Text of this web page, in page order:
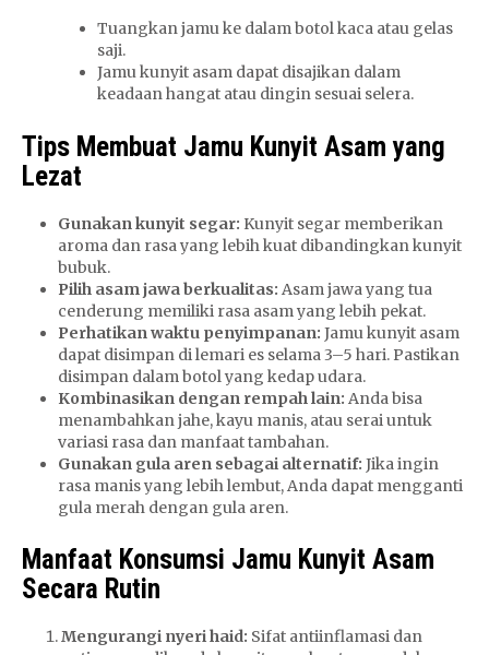
Tuangkan jamu ke dalam botol kaca atau gelas
saji.
Jamu kunyit asam dapat disajikan dalam
keadaan hangat atau dingin sesuai selera.
Tips Membuat Jamu Kunyit Asam yang
Lezat
Gunakan kunyit segar: Kunyit segar memberikan
aroma dan rasa yang lebih kuat dibandingkan kunyit
bubuk.
Pilih asam jawa berkualitas: Asam jawa yang tua
cenderung memiliki rasa asam yang lebih pekat.
Perhatikan waktu penyimpanan: Jamu kunyit asam
dapat disimpan di lemari es selama 3–5 hari. Pastikan
disimpan dalam botol yang kedap udara.
Kombinasikan dengan rempah lain: Anda bisa
menambahkan jahe, kayu manis, atau serai untuk
variasi rasa dan manfaat tambahan.
Gunakan gula aren sebagai alternatif: Jika ingin
rasa manis yang lebih lembut, Anda dapat mengganti
gula merah dengan gula aren.
Manfaat Konsumsi Jamu Kunyit Asam
Secara Rutin
Mengurangi nyeri haid: Sifat antiinflamasi dan